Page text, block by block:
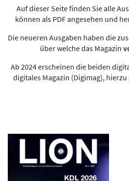
Auf dieser Seite finden Sie alle
können als PDF angesehen und
Die neueren Ausgaben haben die
über welche das Magazin
Ab 2024 erscheinen die beiden
digitales Magazin (Digimag), hierzu